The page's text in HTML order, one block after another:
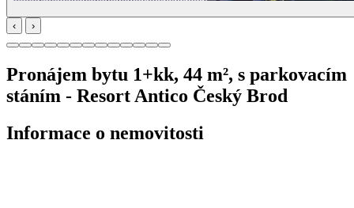
‹ ›
Pronájem bytu 1+kk, 44 m², s parkovacím
stáním - Resort Antico Český Brod
Informace o nemovitosti